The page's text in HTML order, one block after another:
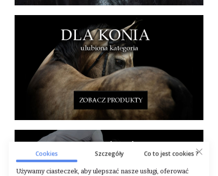
Cookies Szczegóły Co to jest cookies ?
Używamy ciasteczek, aby ulepszać nasze usługi, oferować